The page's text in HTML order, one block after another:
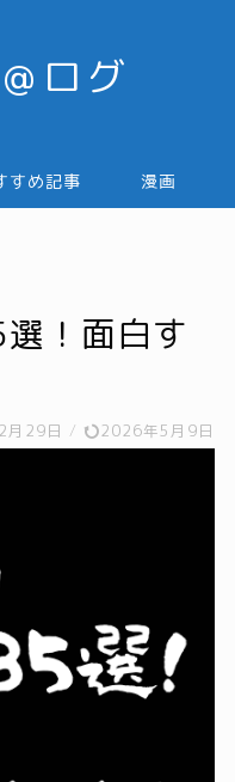
ログ
すめ記事 漫画
！面白す
月29日 / 2026年5月9日